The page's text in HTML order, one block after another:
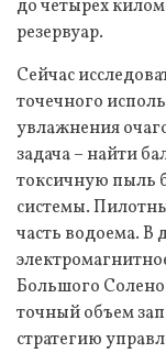
до четырех
резервуар.
Сейчас
точечного
увлажнения
задача – найти
токсичную пыль
системы.
часть водоема. В
Большого
точный объем
стратегию